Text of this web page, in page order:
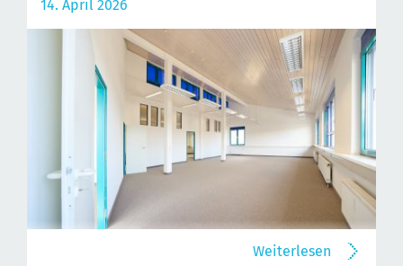
14. April 2026
Weiterlesen